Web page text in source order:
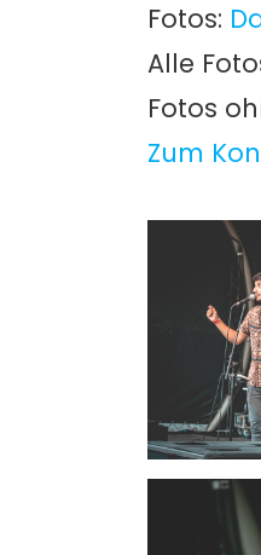
Fotos:
Alle
Fotos
Zum